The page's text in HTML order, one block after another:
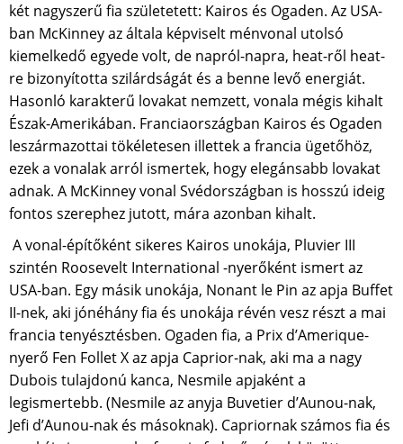
két nagyszerű fia születetett: Kairos és Ogaden. Az USA-
ban McKinney az általa képviselt ménvonal utolsó
kiemelkedő egyede volt, de napról-napra, heat-ről heat-
re bizonyította szilárdságát és a benne levő energiát.
Hasonló karakterű lovakat nemzett, vonala mégis kihalt
Észak-Amerikában. Franciaországban Kairos és Ogaden
leszármazottai tökéletesen illettek a francia ügetőhöz,
ezek a vonalak arról ismertek, hogy elegánsabb lovakat
adnak. A McKinney vonal Svédországban is hosszú ideig
fontos szerephez jutott, mára azonban kihalt.
A vonal-építőként sikeres Kairos unokája, Pluvier III
szintén Roosevelt International -nyerőként ismert az
USA-ban. Egy másik unokája, Nonant le Pin az apja Buffet
II-nek, aki jónéhány fia és unokája révén vesz részt a mai
francia tenyésztésben. Ogaden fia, a Prix d’Amerique-
nyerő Fen Follet X az apja Caprior-nak, aki ma a nagy
Dubois tulajdonú kanca, Nesmile apjaként a
legismertebb. (Nesmile az anyja Buvetier d’Aunou-nak,
Jefi d’Aunou-nak és másoknak). Capriornak számos fia és